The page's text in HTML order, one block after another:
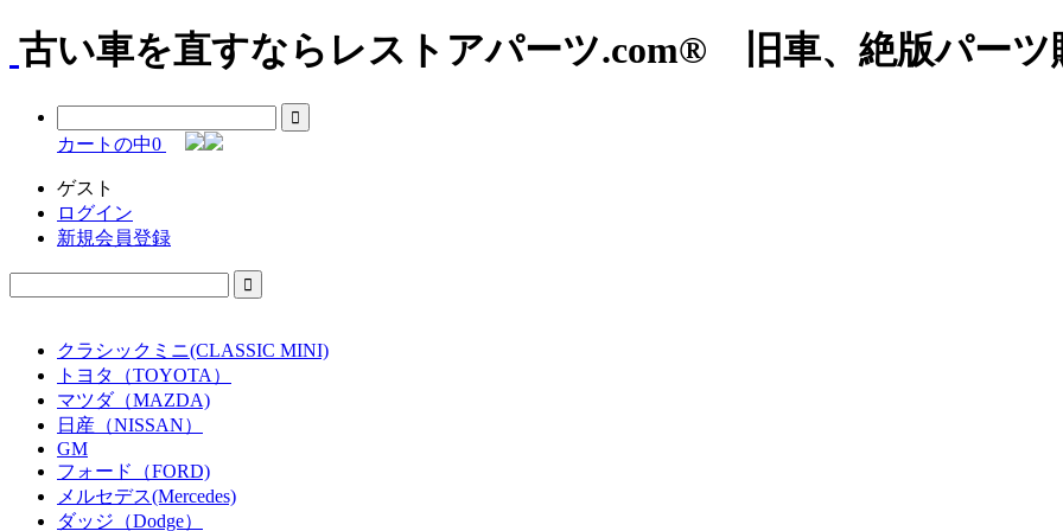
古い車を直すならレストアパーツ.com® 旧車、絶版パーツ
カートの中0
ゲスト
ログイン
新規会員登録
クラシックミニ(CLASSIC MINI)
トヨタ（TOYOTA）
マツダ（MAZDA)
日産（NISSAN）
GM
フォード（FORD)
メルセデス(Mercedes)
ダッジ（Dodge）